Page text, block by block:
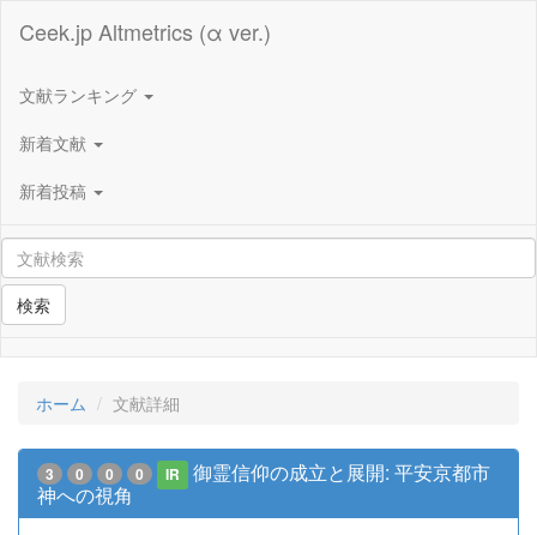
Ceek.jp Altmetrics (α ver.)
文献ランキング
新着文献
新着投稿
検索
ホーム 文献詳細
3 0 0 0 IR
御霊信仰の成立と展開: 平安京都市
神への視角